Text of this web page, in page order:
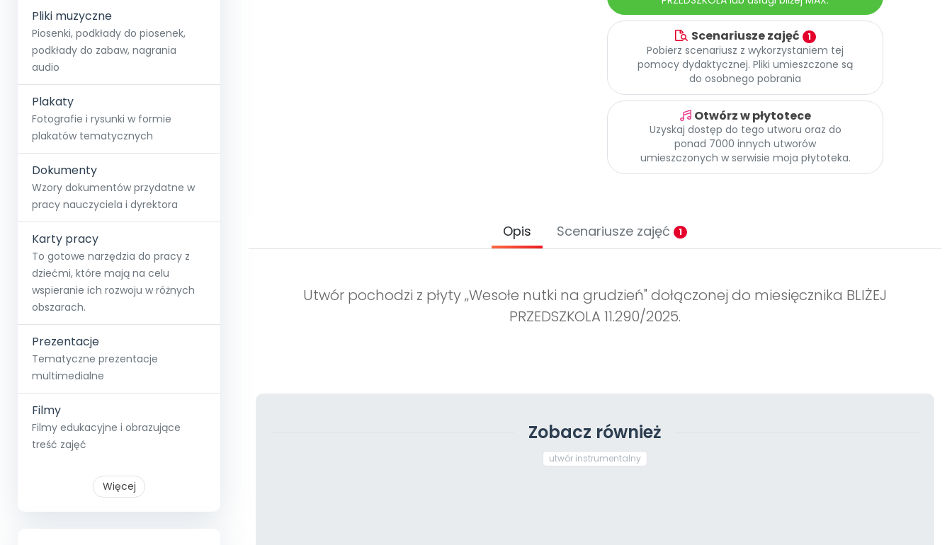
Pliki muzyczne
Piosenki, podkłady do piosenek,
podkłady do zabaw, nagrania
audio
Plakaty
Fotografie i rysunki w formie
plakatów tematycznych
Dokumenty
Wzory dokumentów przydatne w
pracy nauczyciela i dyrektora
Karty pracy
To gotowe narzędzia do pracy z
dziećmi, które mają na celu
wspieranie ich rozwoju w różnych
obszarach.
Prezentacje
Tematyczne prezentacje
multimedialne
Filmy
Filmy edukacyjne i obrazujące
treść zajęć
Więcej
Scenariusze zajęć 1
Pobierz scenariusz z wykorzystaniem tej
pomocy dydaktycznej. Pliki umieszczone są
do osobnego pobrania
Otwórz w płytotece
Uzyskaj dostęp do tego utworu oraz do
ponad 7000 innych utworów
umieszczonych w serwisie moja płytoteka.
Opis Scenariusze zajęć 1
Utwór pochodzi z płyty „Wesołe nutki na grudzień" dołączonej do miesięcznika BLIŻEJ
PRZEDSZKOLA 11.290/2025.
Zobacz również
utwór instrumentalny